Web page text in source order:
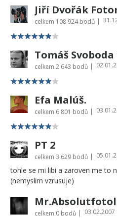
Jiří Dvořák
celkem 108 924 bodů |
Tomáš Svoboda
celkem 2 643 bodů |
Efa Malúš.
celkem 6 801 bodů |
PT 2
celkem 3 629 bodů |
tohle se mi libi a zaroven me to
(nemyslim vzrusuje)
celkem 0 bodů | 03.02.2007